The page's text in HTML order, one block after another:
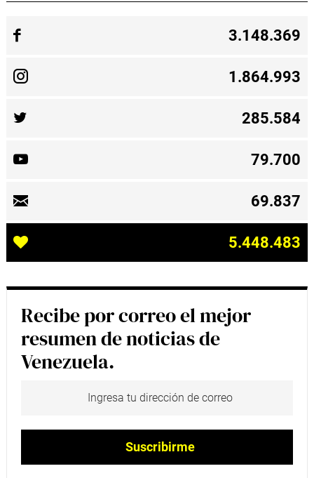
3.148.369
1.864.993
285.584
79.700
69.837
5.448.483
Recibe por correo el mejor
resumen de noticias de
Venezuela.